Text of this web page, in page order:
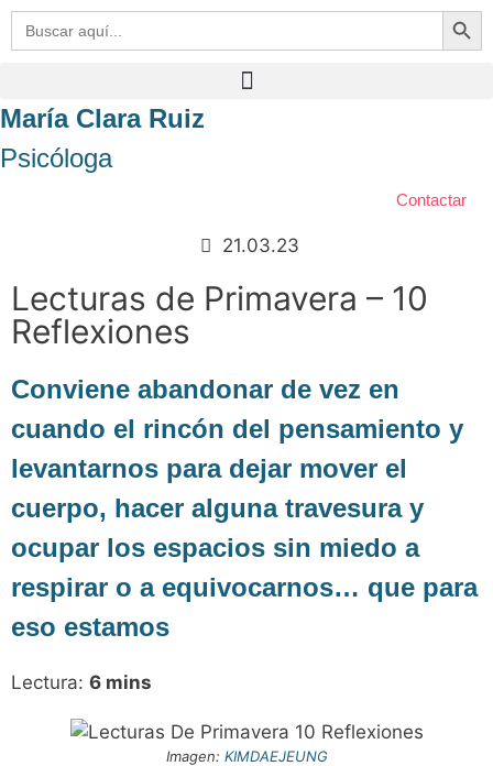
Buscar: Botón de
María Clara Ruiz
Psicóloga
Contactar
21.03.23
Lecturas de Primavera – 10
Reflexiones
Conviene abandonar de vez en
cuando el rincón del pensamiento y
levantarnos para dejar mover el
cuerpo, hacer alguna travesura y
ocupar los espacios sin miedo a
respirar o a equivocarnos… que para
eso estamos
Lectura: 6 mins
Imagen: KIMDAEJEUNG